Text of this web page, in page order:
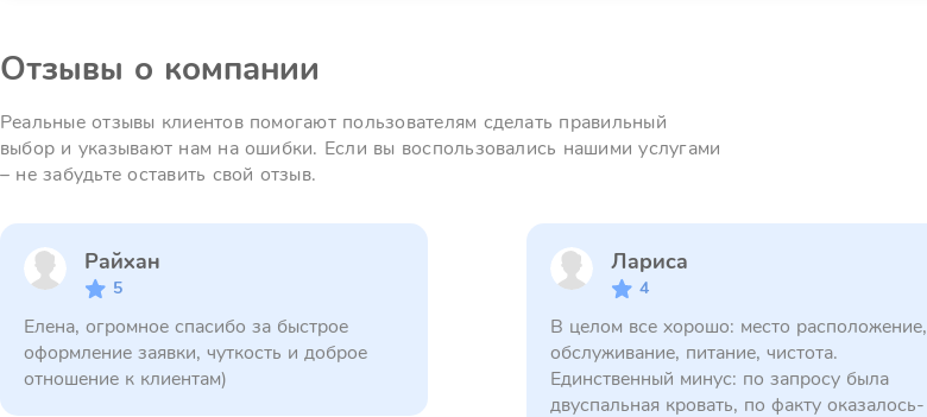
Отзывы о компании
Реальные отзывы клиентов помогают пользователям сделать правильный
выбор и указывают нам на ошибки. Если вы воспользовались нашими услугами
– не забудьте оставить свой отзыв.
Райхан
5
Елена, огромное спасибо за быстрое
оформление заявки, чуткость и доброе
отношение к клиентам)
Лариса
4
В целом все хорошо: место расположение,
обслуживание, питание, чистота.
Единственный минус: по запросу была
двуспальная кровать, по факту оказалось-